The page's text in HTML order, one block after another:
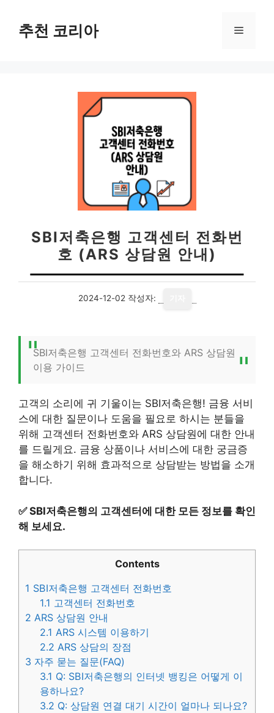
추천 코리아 메
SBI저축은행 고객센터 전화번
호 (ARS 상담원 안내)
2024-12-02 작성자:
SBI저축은행 고객센터 전화번호와 ARS 상담원
이용 가이드
고객의 소리에 귀 기울이는 SBI저축은행! 금융 서비
스에 대한 질문이나 도움을 필요로 하시는 분들을
위해 고객센터 전화번호와 ARS 상담원에 대한 안내
를 드릴게요. 금융 상품이나 서비스에 대한 궁금증
을 해소하기 위해 효과적으로 상담받는 방법을 소개
합니다.
✅SBI저축은행의 고객센터에 대한 모든 정보를 확인
해 보세요.
Contents
1 SBI저축은행 고객센터 전화번호
1.1 고객센터 전화번호
2 ARS 상담원 안내
2.1 ARS 시스템 이용하기
2.2 ARS 상담의 장점
3 자주 묻는 질문(FAQ)
3.1 Q: SBI저축은행의 인터넷 뱅킹은 어떻게 이
용하나요?
3.2 Q: 상담원 연결 대기 시간이 얼마나 되나요?